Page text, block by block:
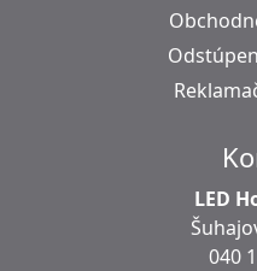
LED
040